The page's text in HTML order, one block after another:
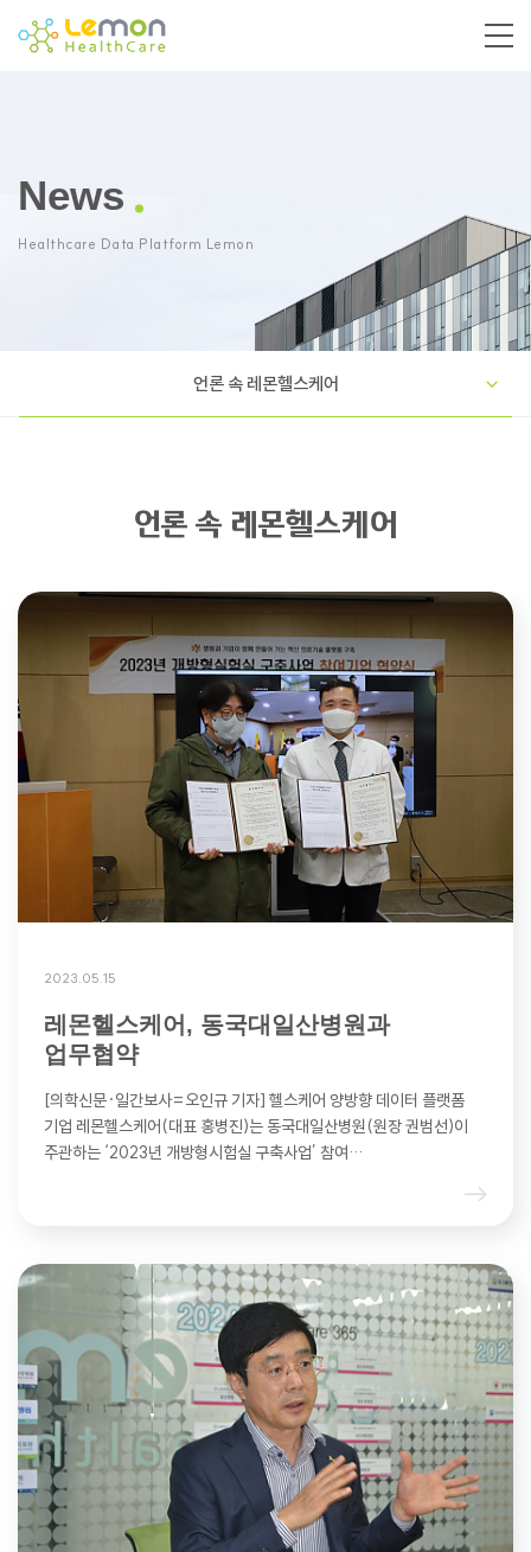
News
Healthcare Data Platform Lemon
언론 속 레몬헬스케어
언론 속 레몬헬스케어
2023.05.15
레몬헬스케어, 동국대일산병원과
업무협약
[의학신문·일간보사=오인규 기자] 헬스케어 양방향 데이터 플랫폼
기업 레몬헬스케어(대표 홍병진)는 동국대일산병원(원장 권범선)이
주관하는 ‘2023년 개방형시험실 구축사업’ 참여…